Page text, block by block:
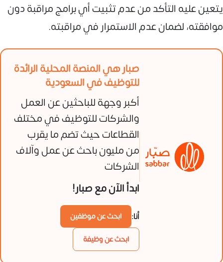
يتعين عليه التأكد من عدم تثبيت أي برامج مراقبة دون
موافقته، لضمان عدم الاستمرار في مراقبته.
صبار هي المنصة المحلية الرائدة
للتوظيف في السعودية
أكبر وجهة للباحثين عن العمل
والشركات للتوظيف في مختلف
القطاعات حيث تضم ما يقرب
من مليون باحث عن عمل وآلاف
الشركات
ابدأ الآن مع صبار!
أنا:
ابحث عن موظفين
ابحث عن وظيفة